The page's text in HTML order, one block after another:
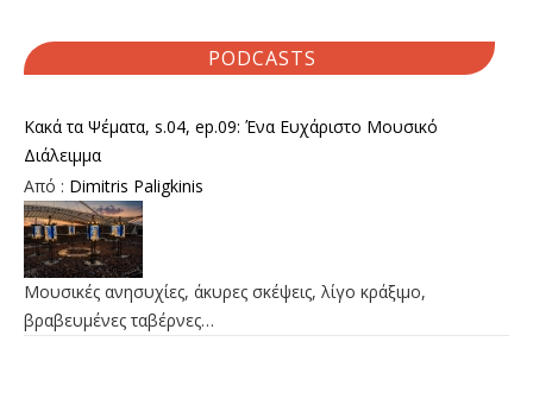
PODCASTS
Κακά τα Ψέματα, s.04, ep.09: Ένα Ευχάριστο Μουσικό
Διάλειμμα
Από : Dimitris Paligkinis
Μουσικές ανησυχίες, άκυρες σκέψεις, λίγο κράξιμο,
βραβευμένες ταβέρνες…